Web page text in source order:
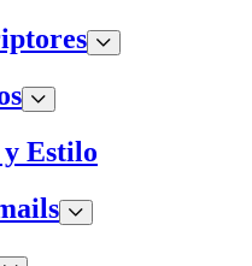
y Estilo